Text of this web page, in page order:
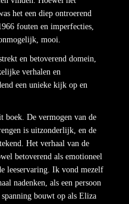
het een diep ontroerend
fouten en imperfecties,
mooi.
en betoverend domein,
verhalen en
een unieke kijk op en
boek. De vermogen van de
is uitzonderlijk, en de
Het verhaal van de
betoverend als emotioneel
leeservaring. Ik vond mezelf
nadenken, als een persoon
bouwt op als Eliza